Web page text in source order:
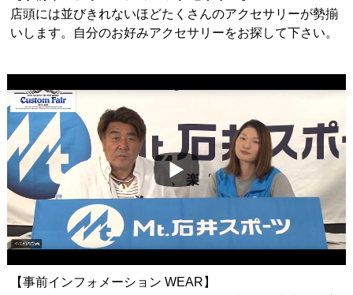
店頭には並びきれないほどたくさんのアクセサリーが勢揃
いします。自分のお好みアクセサリーをお探して下さい。
【事前インフォメーション WEAR】